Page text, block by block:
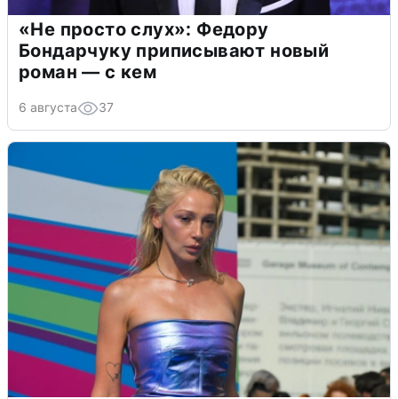
«Не просто слух»: Федору
Бондарчуку приписывают новый
роман — с кем
6 августа 37